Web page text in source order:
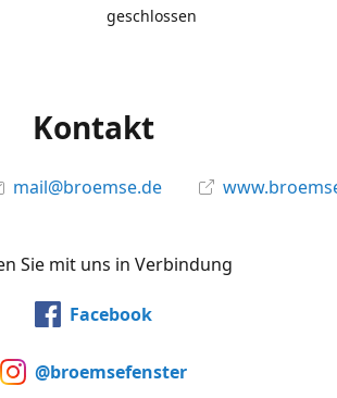
geschlossen
Kontakt
mail@broemse.de
Sie mit uns in Verbindung
Facebook
@broemsefenster